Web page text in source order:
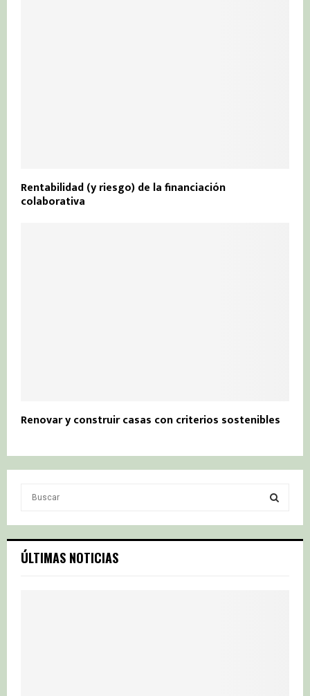
Rentabilidad (y riesgo) de la financiación
colaborativa
Renovar y construir casas con criterios sostenibles
c
h
S
ÚLTIMAS NOTICIAS